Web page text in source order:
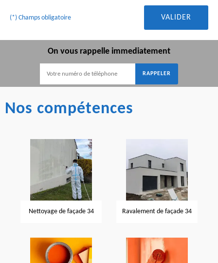
(*) Champs obligatoire
On vous rappelle immediatement
Nos compétences
Nettoyage de façade 34 Ravalement de façade 34